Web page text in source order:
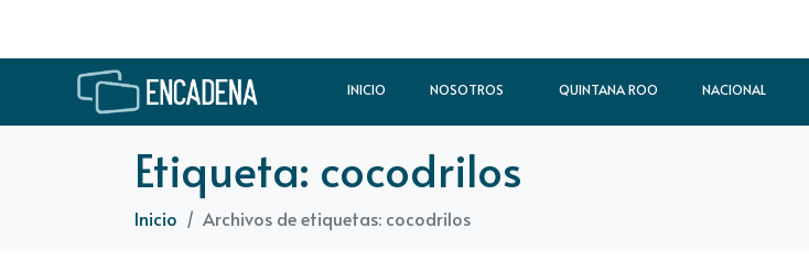
INICIO NOSOTROS QUINTANA ROO NACIONAL
Etiqueta: cocodrilos
Inicio Archivos de etiquetas: cocodrilos